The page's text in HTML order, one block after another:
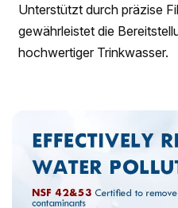
Unterstützt durch präzise
gewährleistet die
hochwertiger Trinkwasser.